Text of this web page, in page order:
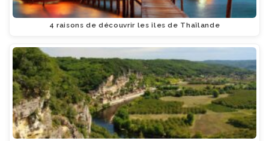
4 raisons de découvrir les îles de Thaïlande